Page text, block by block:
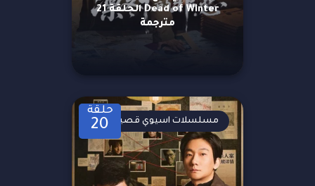
Dead of Winter الحلقة 21
مترجمة
حلقة
20 مسلسلات اسيوي قصيرة